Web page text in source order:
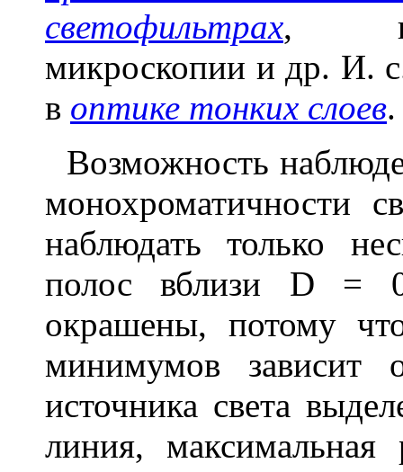
светофильтрах, в
микроскопии и др. И.
в оптике тонких слоев.
Возможность
монохроматичности
наблюдать только
полос вблизи D =
окрашены, потому
минимумов
источника света
линия,